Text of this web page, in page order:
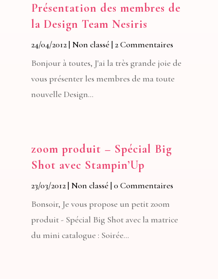
Présentation des membres de
la Design Team Nesiris
24/04/2012| Non classé | 2 Commentaires
Bonjour à toutes, J'ai la très grande joie de
vous présenter les membres de ma toute
nouvelle Design...
zoom produit – Spécial Big
Shot avec Stampin’Up
23/03/2012| Non classé | 0 Commentaires
Bonsoir, Je vous propose un petit zoom
produit - Spécial Big Shot avec la matrice
du mini catalogue : Soirée...